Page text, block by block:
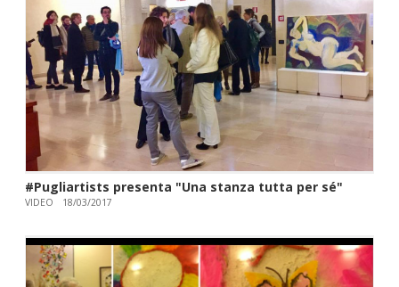
#Pugliartists presenta "Una stanza tutta per sé"
VIDEO 18/03/2017